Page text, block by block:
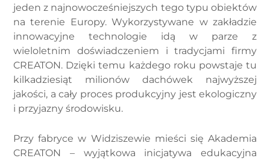
jeden z najnowocześniejszych tego typu obiektów
na terenie Europy. Wykorzystywane w zakładzie
innowacyjne technologie idą w parze z
wieloletnim doświadczeniem i tradycjami firmy
CREATON. Dzięki temu każdego roku powstaje tu
kilkadziesiąt milionów dachówek najwyższej
jakości, a cały proces produkcyjny jest ekologiczny
i przyjazny środowisku.
Przy fabryce w Widziszewie mieści się Akademia
CREATON – wyjątkowa inicjatywa edukacyjna